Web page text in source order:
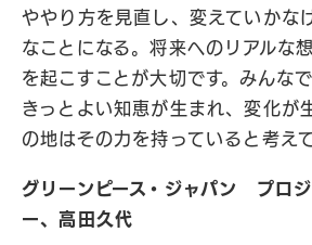
ややり方を見直し、変えていかな
なことになる。将来へのリアルな
を起こすことが大切です。みんな
きっとよい知恵が生まれ、変化が
の地はその力を持っていると考え
グリーンピース・ジャパン プロ
ー、高田久代